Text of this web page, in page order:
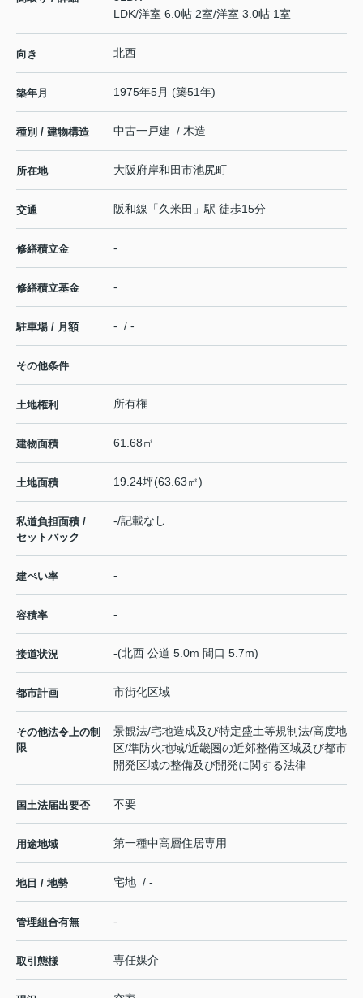
LDK/洋室 6.0帖 2室/洋室 3.0帖 1室
向き 北西
築年月 1975年5月 (築51年)
種別 / 建物構造 中古一戸建 / 木造
所在地 大阪府岸和田市池尻町
交通 阪和線 「久米田 」駅 徒歩15分
修繕積立金 -
修繕積立基金 -
駐車場 / 月額 - / -
その他条件
土地権利 所有権
建物面積 61.68㎡
土地面積 19.24坪(63.63㎡)
私道負担面積 /
セットバック
-/記載なし
建ぺい率 -
容積率 -
接道状況 -(北西 公道 5.0m 間口 5.7m)
都市計画 市街化区域
その他法令上の制
限
景観法/宅地造成及び特定盛土等規制法/高度地
区/準防火地域/近畿圏の近郊整備区域及び都市
開発区域の整備及び開発に関する法律
国土法届出要否 不要
用途地域 第一種中高層住居専用
地目 / 地勢 宅地 / -
管理組合有無 -
取引態様 専任媒介